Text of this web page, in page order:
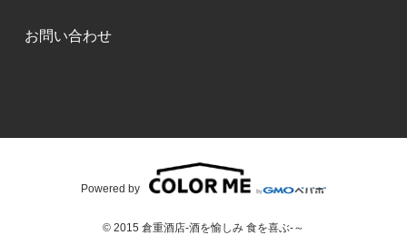
お問い合わせ
© 2015 倉重酒店-酒を愉しみ 食を喜ぶ-～
Powered by